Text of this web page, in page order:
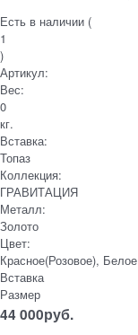
Есть в наличии (
1
)
Артикул:
Вес:
0
кг.
Вставка:
Топаз
Коллекция:
ГРАВИТАЦИЯ
Металл:
Золото
Цвет:
Красное(Розовое), Белое
Вставка
Размер
44 000руб.